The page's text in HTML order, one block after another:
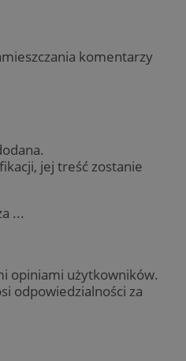
komentarzy
jej treść zostanie
...
opiniami użytkowników.
odpowiedzialności za